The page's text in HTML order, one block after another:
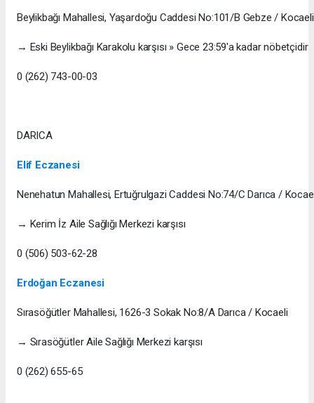
Beylikbağı Mahallesi, Yaşardoğu Caddesi No:101/B Gebze / Kocaeli
→ Eski Beylikbağı Karakolu karşısı » Gece 23:59'a kadar nöbetçidir
0 (262) 743-00-03
DARICA
Elif Eczanesi
Nenehatun Mahallesi, Ertuğrulgazi Caddesi No:74/C Darıca /
→ Kerim İz Aile Sağlığı Merkezi karşısı
0 (506) 503-62-28
Erdoğan Eczanesi
Sırasöğütler Mahallesi, 1626-3 Sokak No:8/A Darıca / Kocaeli
→ Sırasöğütler Aile Sağlığı Merkezi karşısı
0 (262) 655-65